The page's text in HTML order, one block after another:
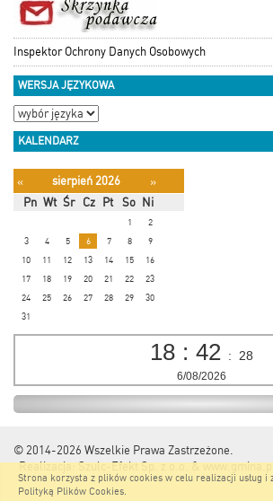
Inspektor Ochrony Danych Osobowych
WERSJA JĘZYKOWA
KALENDARZ
« sierpień 2026
»
Pn Wt Śr Cz Pt So Ni
1
2
3
4 5 6 7 8
9
10
11 12 13 14 15
16
17
18 19 20 21 22
23
24
25 26 27 28 29
30
31
18 : 42 : 29
6/08/2026
Strona korzysta z plików cookies w celu realizacji usług i
Polityką Plików Cookies.
© 2014-2026 Wszelkie Prawa Zastrzeżone.
Realizacja:Szulc-Efekt Sp. z o.o. &